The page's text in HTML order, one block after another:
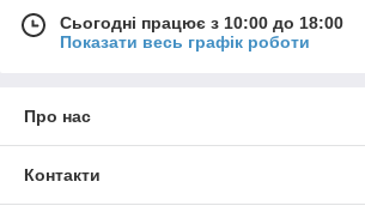
Сьогодні працює з 10:00 до 18:00
Показати весь графік роботи
Про нас
Контакти